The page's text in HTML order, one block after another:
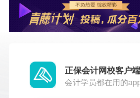
正保会计网校客户端
会计学员都在用的